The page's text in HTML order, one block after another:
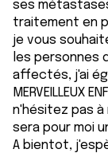
ses
traitement en
je vous
les personnes
affectés, j'ai
MERVEILLEUX
n'hésitez pas à
sera pour moi
A bientot,